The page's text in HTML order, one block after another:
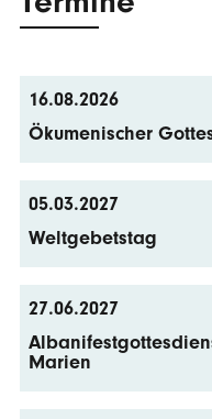
16.08.2026
Ökumenischer
05.03.2027
Weltgebetstag
27.06.2027
Marien